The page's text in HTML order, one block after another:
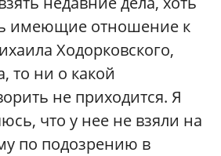
имеющие отношение к
Ходорковского,
то ни о какой
не приходится. Я
что у нее не взяли на
по подозрению в